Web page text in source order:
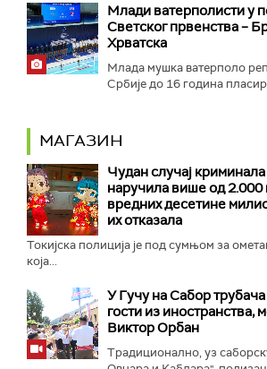
Mлади ватерполисти у
Светског првенства –
Хрватска
Млада мушка ватерполо
Србије до 16 година
МАГАЗИН
Чудан случај
наручила више од 2.000
вредних десетине
их отказала
Токијска полиција је под сумњом за
која...
У Гучу на Сабор
гости из иностранства,
Виктор Орбан
Традиционално, уз